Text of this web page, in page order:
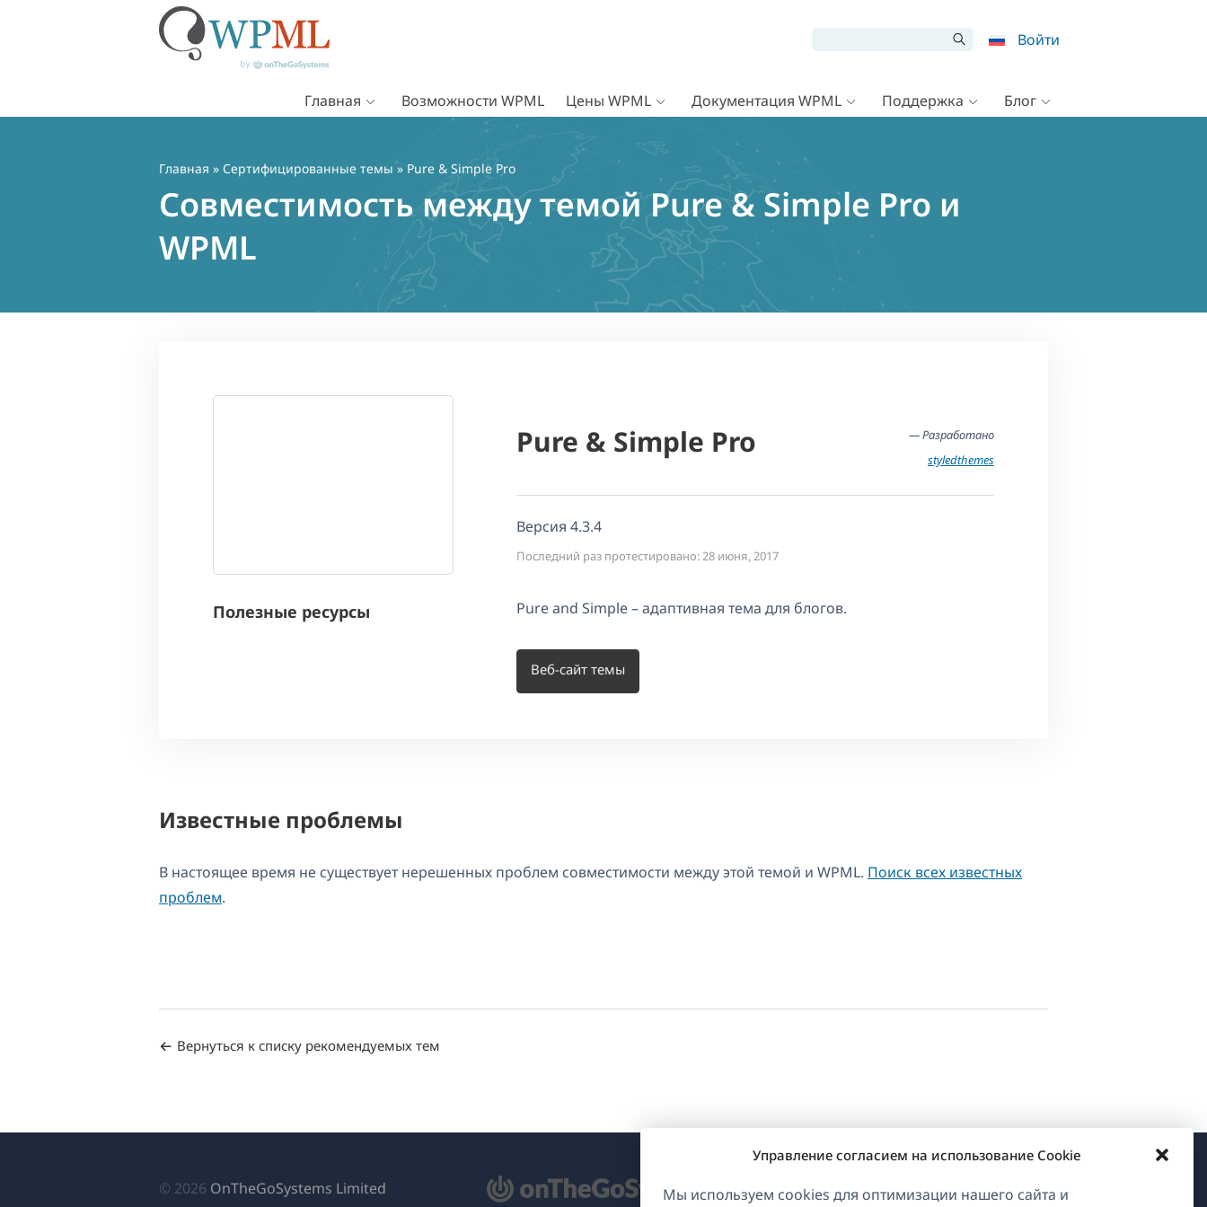
Управление согласием на использование Cookie
Мы используем cookies для оптимизации нашего сайта и
Войти
Главная Возможности WPML Цены WPML Документация WPML Поддержка Блог
Главная » Сертифицированные темы» Pure & Simple Pro
Совместимость между темой Pure & Simple Pro и
WPML
Полезные ресурсы
Pure & Simple Pro
— Разработано
styledthemes
Версия 4.3.4
Последний раз протестировано: 28 июня, 2017
Pure and Simple – адаптивная тема для блогов.
Веб-сайт темы
Известные проблемы
В настоящее время не существует нерешенных проблем совместимости между этой темой и WPML. Поиск всех известных
проблем.
Вернуться к списку рекомендуемых тем
© 2026 OnTheGoSystems Limited О WPML